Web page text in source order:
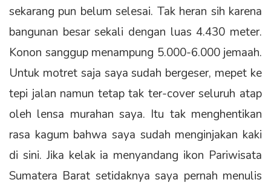
sekarang pun belum selesai. Tak heran sih karena
bangunan besar sekali dengan luas 4.430 meter.
Konon sanggup menampung 5.000-6.000 jemaah.
Untuk motret saja saya sudah bergeser, mepet ke
tepi jalan namun tetap tak ter-cover seluruh atap
oleh lensa murahan saya. Itu tak menghentikan
rasa kagum bahwa saya sudah menginjakan kaki
di sini. Jika kelak ia menyandang ikon Pariwisata
Sumatera Barat setidaknya saya pernah menulis